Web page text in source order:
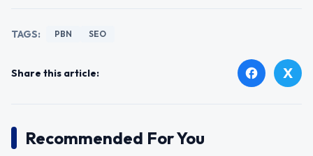
TAGS: PBN SEO
Share this article: facebook X
Recommended For You